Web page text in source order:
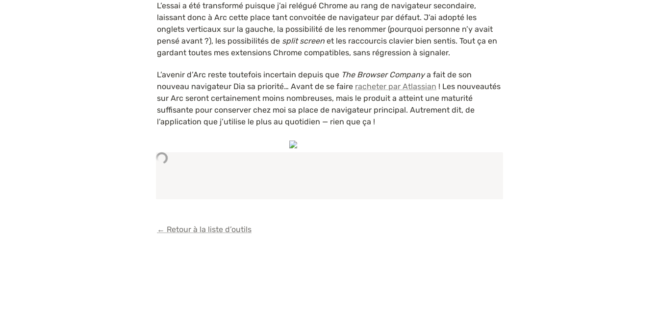
L’essai a été transformé puisque j’ai relégué Chrome au rang de navigateur secondaire,
laissant donc à Arc cette place tant convoitée de navigateur par défaut. J’ai adopté les
onglets verticaux sur la gauche, la possibilité de les renommer (pourquoi personne n’y avait
pensé avant ?), les possibilités de split screen et les raccourcis clavier bien sentis. Tout ça en
gardant toutes mes extensions Chrome compatibles, sans régression à signaler.
L’avenir d’Arc reste toutefois incertain depuis que The Browser Company a fait de son
nouveau navigateur Dia sa priorité… Avant de se faire racheter par Atlassian ! Les nouveautés
sur Arc seront certainement moins nombreuses, mais le produit a atteint une maturité
suffisante pour conserver chez moi sa place de navigateur principal. Autrement dit, de
l’application que j’utilise le plus au quotidien — rien que ça !
← Retour à la liste d’outils